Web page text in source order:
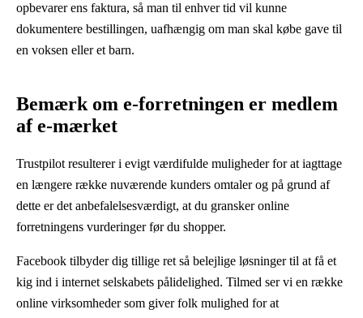
opbevarer ens faktura, så man til enhver tid vil kunne
dokumentere bestillingen, uafhængig om man skal købe gave til
en voksen eller et barn.
Bemærk om e-forretningen er medlem
af e-mærket
Trustpilot resulterer i evigt værdifulde muligheder for at iagttage
en længere række nuværende kunders omtaler og på grund af
dette er det anbefalelsesværdigt, at du gransker online
forretningens vurderinger før du shopper.
Facebook tilbyder dig tillige ret så belejlige løsninger til at få et
kig ind i internet selskabets pålidelighed. Tilmed ser vi en række
online virksomheder som giver folk mulighed for at